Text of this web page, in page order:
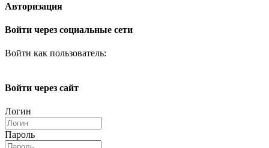
Авторизация
Войти через социальные сети
Войти как пользователь:
Войти через сайт
Логин
Пароль